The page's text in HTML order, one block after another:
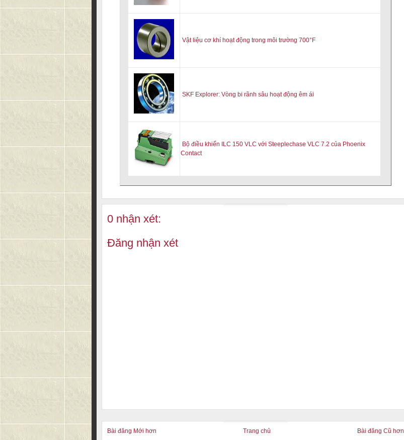
Vật liệu cơ khí hoạt động trong môi trường 700°F
SKF Explorer: Vòng bi rãnh sâu hoạt động êm ái
Bộ điều khiển ILC 150 VLC với Steeplechase VLC 7.2 của Phoenix
Contact
0 nhận xét:
Đăng nhận xét
Bài đăng Mới hơn Bài đăng Cũ hơn
Trang chủ